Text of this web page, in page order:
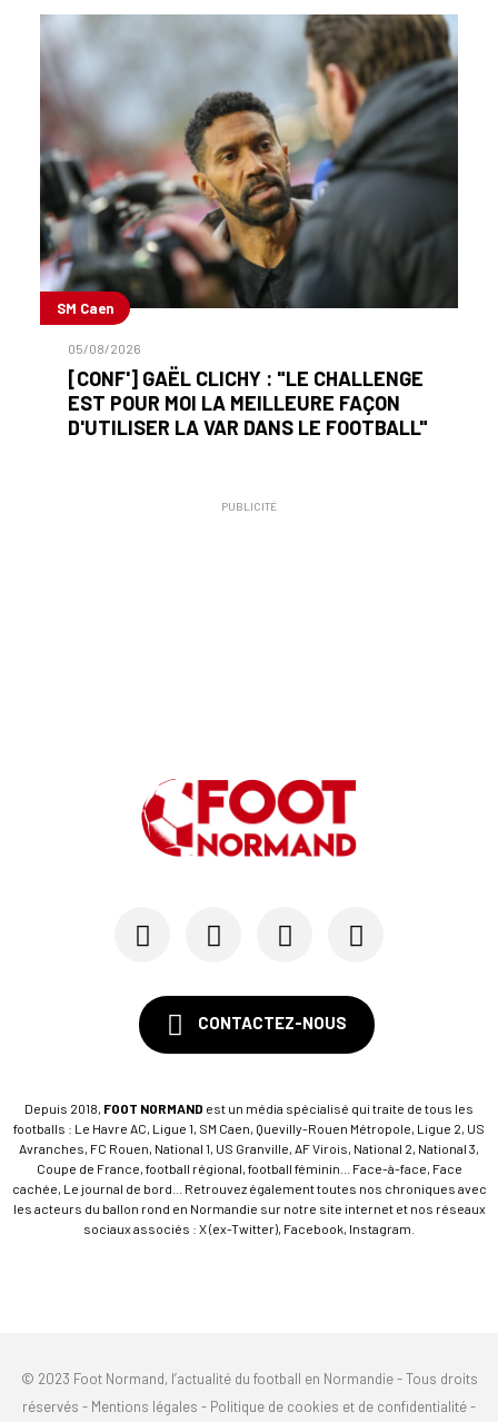
SM Caen
05/08/2026
[CONF'] GAËL CLICHY : "LE CHALLENGE
EST POUR MOI LA MEILLEURE FAÇON
D'UTILISER LA VAR DANS LE FOOTBALL"
PUBLICITÉ
CONTACTEZ-NOUS
Depuis 2018, FOOT NORMAND est un média spécialisé qui traite de tous les
footballs : Le Havre AC, Ligue 1, SM Caen, Quevilly-Rouen Métropole, Ligue 2, US
Avranches, FC Rouen, National 1, US Granville, AF Virois, National 2, National 3,
Coupe de France, football régional, football féminin... Face-à-face, Face
cachée, Le journal de bord... Retrouvez également toutes nos chroniques avec
les acteurs du ballon rond en Normandie sur notre site internet et nos réseaux
sociaux associés : X (ex-Twitter), Facebook, Instagram.
© 2023 Foot Normand, l’actualité du football en Normandie - Tous droits
réservés - Mentions légales - Politique de cookies et de confidentialité-